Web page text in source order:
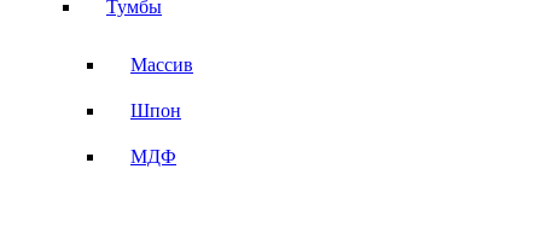
Тумбы
Массив
Шпон
МДФ